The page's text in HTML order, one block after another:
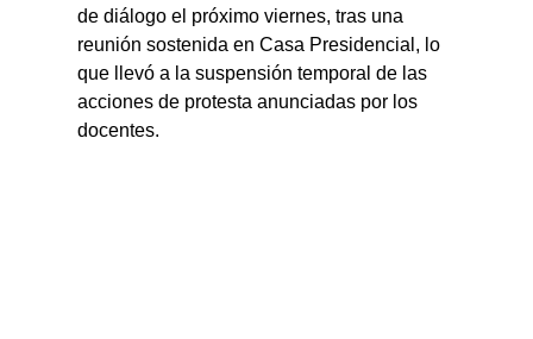
de diálogo el próximo viernes, tras una
reunión sostenida en Casa Presidencial, lo
que llevó a la suspensión temporal de las
acciones de protesta anunciadas por los
docentes.